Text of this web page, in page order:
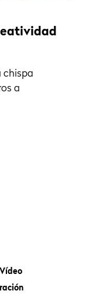
chispa
a